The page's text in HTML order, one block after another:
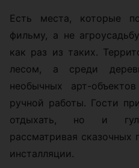
Есть места, которые
фильму, а не
как раз из таких.
лесом, а среди
необычных арт-
ручной работы. Гости
отдыхать, но и
рассматривая
инсталляции.